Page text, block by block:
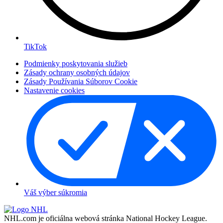
TikTok
Podmienky poskytovania služieb
Zásady ochrany osobných údajov
Zásady Používania Súborov Cookie
Nastavenie cookies
Váš výber súkromia
NHL.com je oficiálna webová stránka National Hockey League.